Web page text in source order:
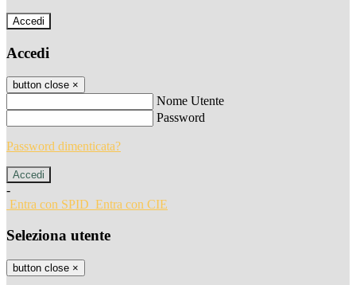
Accedi
Accedi
button close ×
Nome Utente
Password
Password dimenticata?
-
Entra con SPID Entra con CIE
Seleziona utente
button close ×